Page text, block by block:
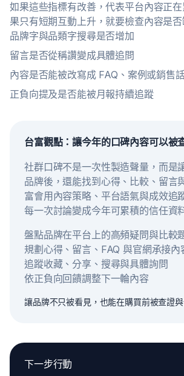
如果這些指標有改善，代表平台內容正
果只有短期互動上升，就要檢查內容是
品牌字與品類字搜尋是否增加
留言是否從稱讚變成具體追問
內容是否能被改寫成 FAQ、案例或銷售
正負向提及是否能被月報持續追蹤
台富觀點：讓今年的口碑內容可以被
社群口碑不是一次性製造聲量，而是
品牌後，還能找到心得、比較、留言
富會用內容策略、平台語氣與成效追
每一次討論變成今年可累積的信任資
盤點品牌在平台上的高頻疑問與比較
規劃心得、留言、FAQ 與官網承接內
追蹤收藏、分享、搜尋與具體詢問
依正負向回饋調整下一輪內容
讓品牌不只被看見，也能在購買前被查證與
下一步行動